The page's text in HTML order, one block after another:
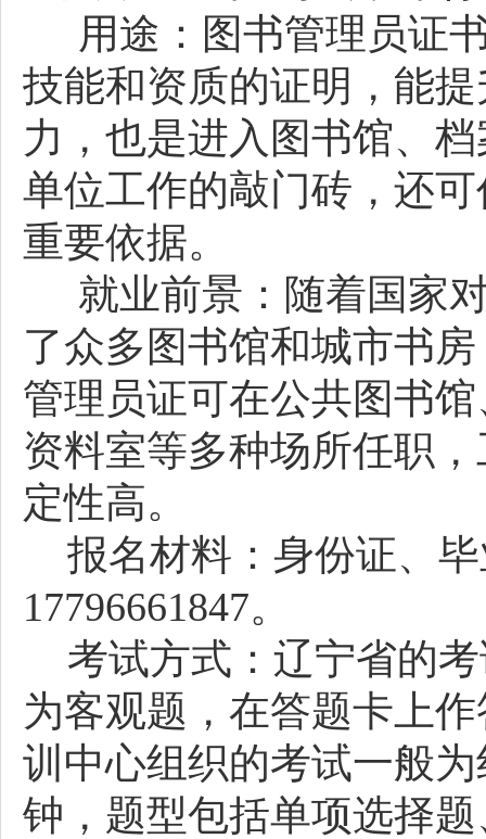
用途：图书管理员证
技能和资质的证明，能
力，也是进入图书馆、
单位工作的敲门砖，还
重要依据。
就业前景：随着国家
了众多图书馆和城市书
管理员证可在公共图书
资料室等多种场所任职
定性高。
报名材料：身份证、
17796661847。
考试方式：辽宁省的
为客观题，在答题卡上
训中心组织的考试一般
钟，题型包括单项选择